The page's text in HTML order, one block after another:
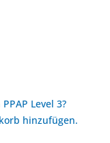
Level 3?
hinzufügen.